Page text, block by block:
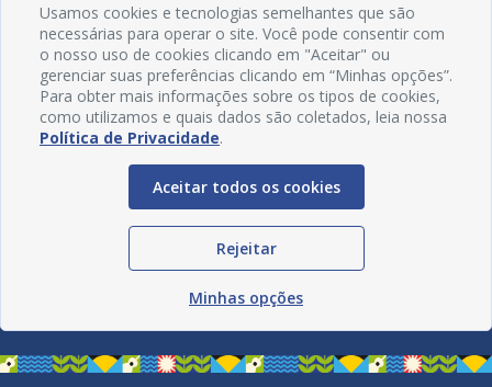
Redes Sociais
Usamos cookies e tecnologias semelhantes que são
necessárias para operar o site. Você pode consentir com
o nosso uso de cookies clicando em "Aceitar" ou
gerenciar suas preferências clicando em “Minhas opções”.
Para obter mais informações sobre os tipos de cookies,
como utilizamos e quais dados são coletados, leia nossa
Política de Privacidade.
Aceitar todos os cookies
Rejeitar
Minhas opções